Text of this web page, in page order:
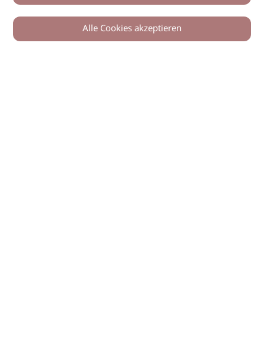
0
Alle Cookies akzeptieren